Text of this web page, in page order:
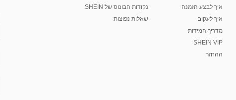
איך לבצע הזמנה
איך לעקוב
מדריך המידות
SHEIN VIP
ההחזר
נקודות הבונוס של SHEIN
שאלות נפוצות